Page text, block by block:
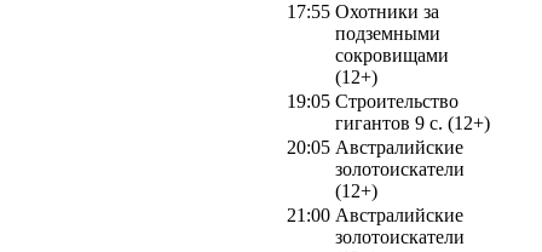
17:55 Охотники за
подземными
сокровищами
(12+)
19:05 Строительство
гигантов 9 с. (12+)
20:05 Австралийские
золотоискатели
(12+)
21:00 Австралийские
золотоискатели